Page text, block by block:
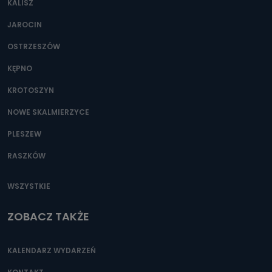
Można to zrobić pod numerem telefonu 62 735-51-05 lub
KALISZ
JAROCIN
OSTRZESZÓW
KĘPNO
KROTOSZYN
NOWE SKALMIERZYCE
PLESZEW
RASZKÓW
WSZYSTKIE
ZOBACZ TAKŻE
KALENDARZ WYDARZEŃ